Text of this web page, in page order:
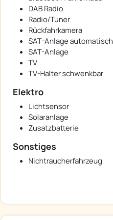
DAB Radio
Radio/Tuner
Rückfahrkamera
SAT-Anlage automatisch
SAT-Anlage
TV
TV-Halter schwenkbar
Elektro
Lichtsensor
Solaranlage
Zusatzbatterie
Sonstiges
Nichtraucherfahrzeug